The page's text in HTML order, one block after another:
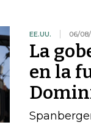
EE.UU. 06/
La
en la